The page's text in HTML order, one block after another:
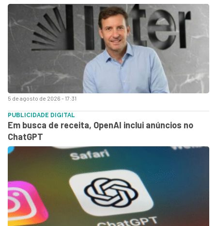
5 de agosto de 2026 - 17:31
PUBLICIDADE DIGITAL
Em busca de receita, OpenAI inclui anúncios no
ChatGPT